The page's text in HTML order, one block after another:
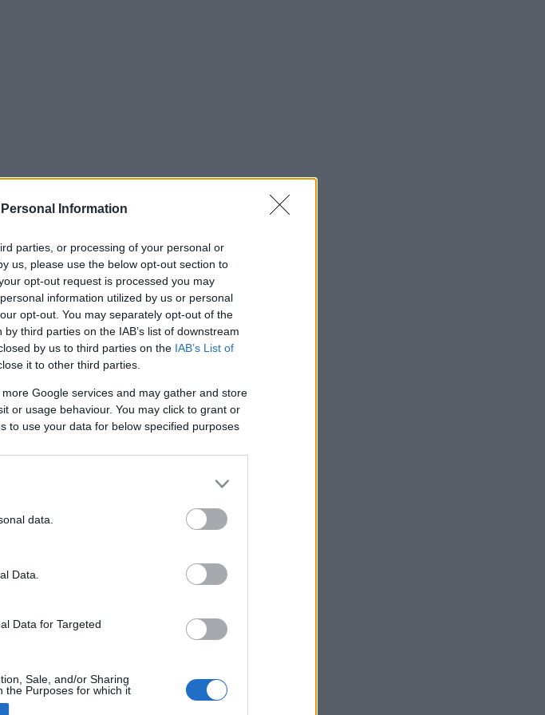
Information
parties, or processing of your personal or
us, please use the below opt-out section to
opt-out request is processed you may
information utilized by us or personal
opt-out. You may separately opt-out of the
third parties on the IAB’s list of downstream
by us to third parties on the IAB’s List of
it to other third parties.
Google services and may gather and store
or usage behaviour. You may click to grant or
to use your data for below specified purposes
data.
Data.
Data for Targeted
Sale, and/or Sharing
the Purposes for which it